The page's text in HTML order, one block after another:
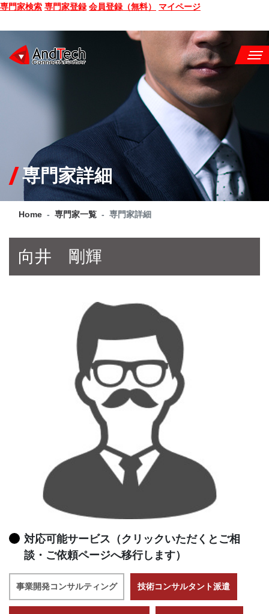
専門家検索 専門家登録 会員登録（無料） マイページ
CONSULTING
SERVICE
COMPANY
Q&A
専門家詳細
Home 専門家一覧 専門家詳細
向井 剛輝
対応可能サービス（クリックいただくとご相
談・ご依頼ページへ移行します）
事業開発コンサルティング 技術コンサルタント派遣